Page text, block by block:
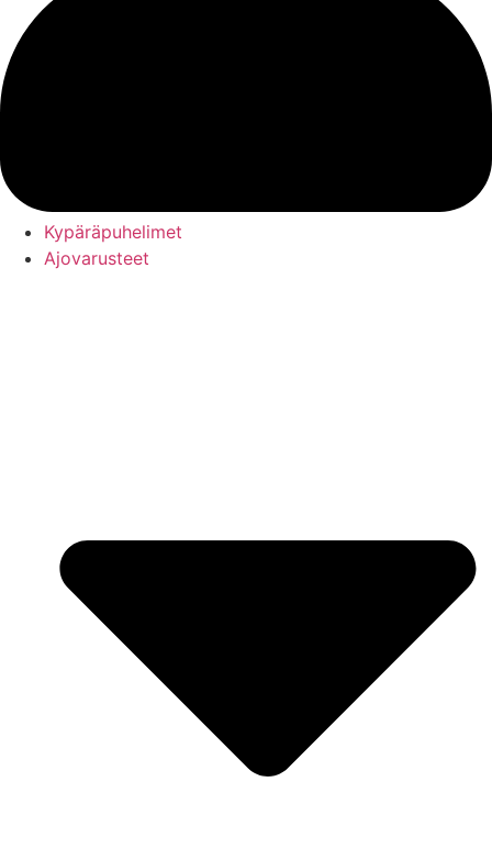
Kypäräpuhelimet
Ajovarusteet